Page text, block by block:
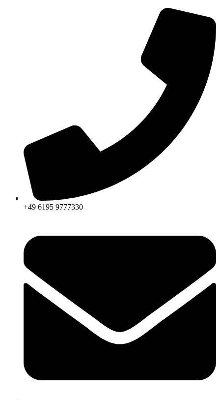
+49 6195 9777330